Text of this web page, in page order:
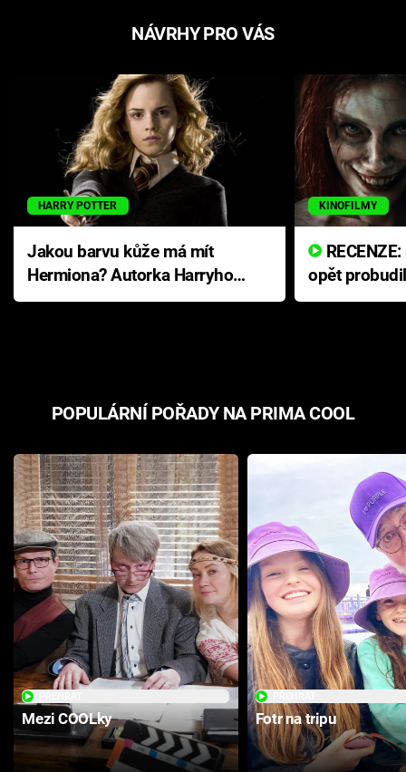
NÁVRHY PRO VÁS
HARRY POTTER
Jakou barvu kůže má mít
Hermiona? Autorka Harryho
Pottera přišla s ráznou
KINOFILMY
opět
přichází s
POPULÁRNÍ POŘADY NA PRIMA COOL
Mezi COOLky Fotr na tripu